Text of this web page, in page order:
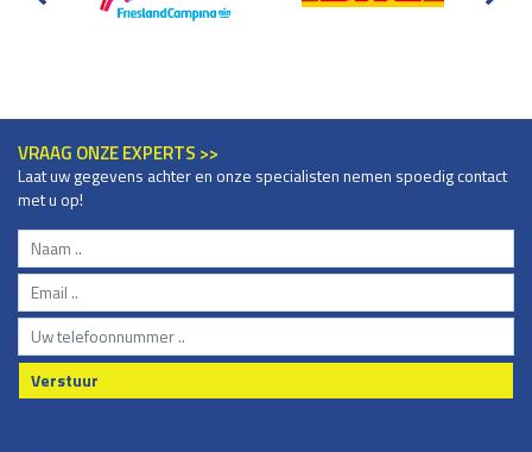
VRAAG ONZE EXPERTS >>
Laat uw gegevens achter en onze specialisten nemen spoedig contact
met u op!
Verstuur